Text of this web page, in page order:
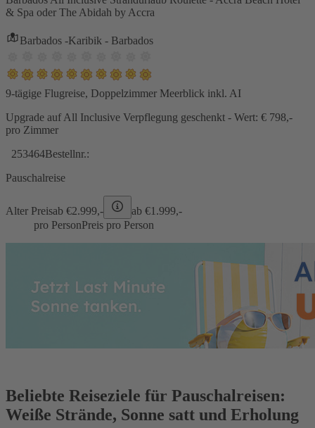
& Spa oder The Abidah by Accra
Barbados -Karibik - Barbados
9-tägige Flugreise, Doppelzimmer Meerblick inkl. AI
Upgrade auf All Inclusive Verpflegung geschenkt - Wert: € 798,-
pro Zimmer
253464Bestellnr.:
Pauschalreise
Alter Preisab €2.999,- ab €1.999,-
pro PersonPreis pro Person
Beliebte Reiseziele für Pauschalreisen:
Weiße Strände, Sonne satt und Erholung